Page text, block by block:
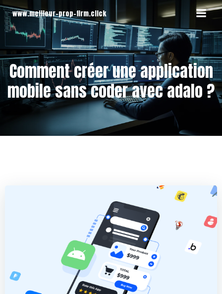
au
contenu
www.meilleur-prop-firm.click
Comment créer une application
mobile sans coder avec adalo ?